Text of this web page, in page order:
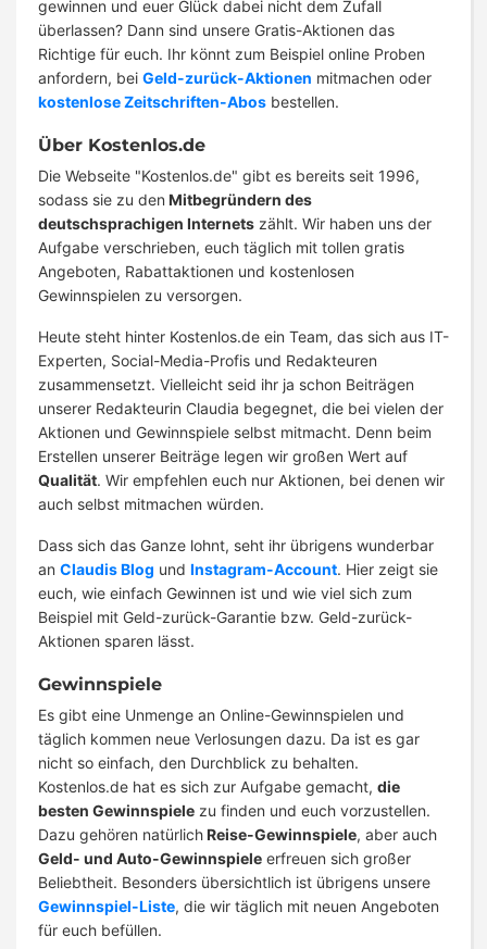
gewinnen und euer Glück dabei nicht dem Zufall
überlassen? Dann sind unsere Gratis-Aktionen das
Richtige für euch. Ihr könnt zum Beispiel online Proben
anfordern, bei Geld-zurück-Aktionen mitmachen oder
kostenlose Zeitschriften-Abos bestellen.
Über Kostenlos.de
Die Webseite "Kostenlos.de" gibt es bereits seit 1996,
sodass sie zu den Mitbegründern des
deutschsprachigen Internets zählt. Wir haben uns der
Aufgabe verschrieben, euch täglich mit tollen gratis
Angeboten, Rabattaktionen und kostenlosen
Gewinnspielen zu versorgen.
Heute steht hinter Kostenlos.de ein Team, das sich aus IT-
Experten, Social-Media-Profis und Redakteuren
zusammensetzt. Vielleicht seid ihr ja schon Beiträgen
unserer Redakteurin Claudia begegnet, die bei vielen der
Aktionen und Gewinnspiele selbst mitmacht. Denn beim
Erstellen unserer Beiträge legen wir großen Wert auf
Qualität. Wir empfehlen euch nur Aktionen, bei denen wir
auch selbst mitmachen würden.
Dass sich das Ganze lohnt, seht ihr übrigens wunderbar
an Claudis Blog und Instagram-Account. Hier zeigt sie
euch, wie einfach Gewinnen ist und wie viel sich zum
Beispiel mit Geld-zurück-Garantie bzw. Geld-zurück-
Aktionen sparen lässt.
Gewinnspiele
Es gibt eine Unmenge an Online-Gewinnspielen und
täglich kommen neue Verlosungen dazu. Da ist es gar
nicht so einfach, den Durchblick zu behalten.
Kostenlos.de hat es sich zur Aufgabe gemacht, die
besten Gewinnspiele zu finden und euch vorzustellen.
Dazu gehören natürlichReise-Gewinnspiele, aber auch
Geld- und Auto-Gewinnspiele erfreuen sich großer
Beliebtheit. Besonders übersichtlich ist übrigens unsere
Gewinnspiel-Liste, die wir täglich mit neuen Angeboten
für euch befüllen.